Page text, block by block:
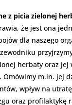
z picia zielonej
że jest ona
dla naszego
herbaty oraz jej
Omówimy m.in. jej
wpływ na
oraz profilaktykę